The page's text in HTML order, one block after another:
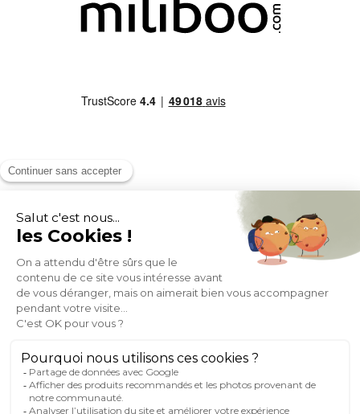
MOYENS DE PAIEMENT